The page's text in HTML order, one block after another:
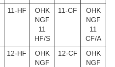
11-HF
OHK
NGF
11
HF/S
11-CF
OHK
NGF
11
CF/A
12-HF
OHK
NGF
12-CF
OHK
NGF